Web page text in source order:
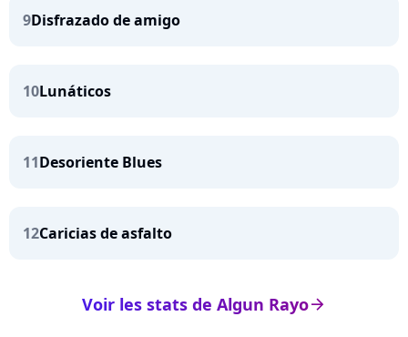
9Disfrazado de amigo
10Lunáticos
11Desoriente Blues
12Caricias de asfalto
arrow_right
Voir les stats de Algun Rayo